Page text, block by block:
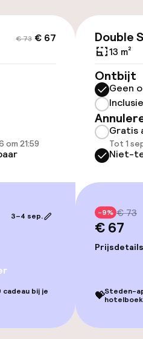
€ 73 € 67
om 21:59
3–4 sep.
cadeau bij je
Double
13 m²
Ontbijt
Geen
Gratis
Tot 1
Niet-
-9% € 73
€ 67
Prijsdetails
💝Steden-